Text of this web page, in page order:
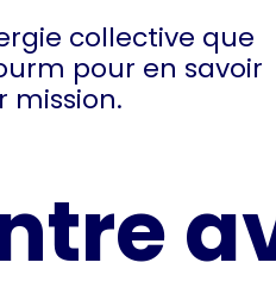
collective que
pour en savoir
mission.